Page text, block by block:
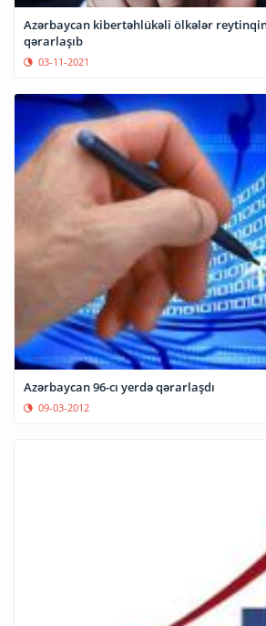
Azərbaycan kibertəhlükəli ölkələr
qərarlaşıb
03-11-2021
Azərbaycan 96-cı yerdə qərarlaşdı
09-03-2012